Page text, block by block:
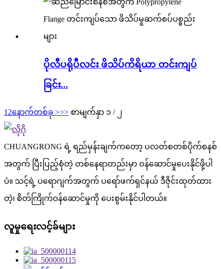
ပိုလီပရိုပီလင်း ဖိသိပ်ကိရိယာ တင်းကျပ်
ခြင်း...
12နောက်တစ်ခု >>> စာမျက်နှာ ၁ / ၂
CHUANGRONG ရဲ့ ရည်မှန်းချက်ကတော့ ပလတ်စတစ်ပိုက်စနစ်
အတွက် ပြီးပြည့်စုံတဲ့ တစ်နေရာတည်းမှာ ဝန်ဆောင်မှုပေးနိုင်ဖို့ပါ
ပဲ။ သင့်ရဲ့ ပရောဂျက်အတွက် ပရော်ဖက်ရှင်နယ် ဒီဇိုင်းထုတ်ထား
တဲ့၊ စိတ်ကြိုက်ဝန်ဆောင်မှုကို ပေးစွမ်းနိုင်ပါတယ်။
လူမှုရေးလင့်ခ်များ